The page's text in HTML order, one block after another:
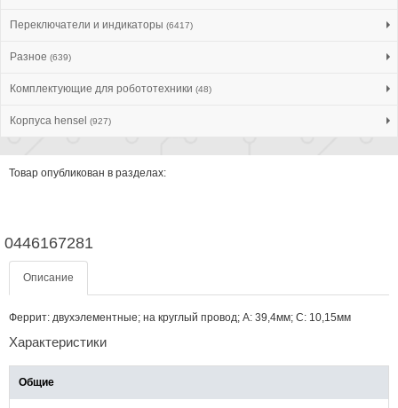
Переключатели и индикаторы (6417)
Разное (639)
Комплектующие для робототехники (48)
Корпуса hensel (927)
Товар опубликован в разделах:
0446167281
Описание
Феррит: двухэлементные; на круглый провод; A: 39,4мм; С: 10,15мм
Характеристики
Общие